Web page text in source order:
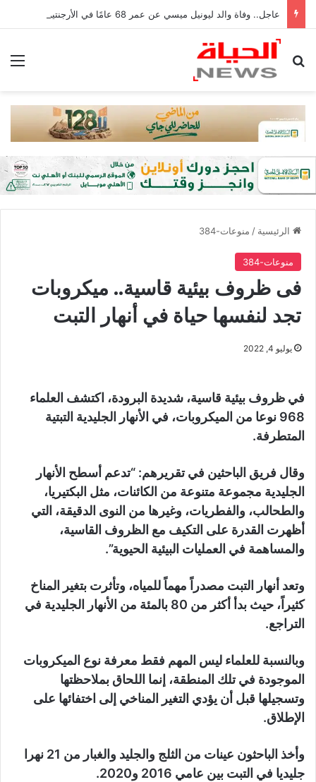
عاجل.. وفاة والد ليونيل ميسي عن عمر 68 عامًا في الأرجنتين
بحث عن
الرئيسية / منوعات-384
منوعات-384
فى ظروف بيئية قاسية.. ميكروبات
تجد لنفسها حياة في أنهار التبت
يوليو 4, 2022
في ظروف بيئية قاسية، شديدة البرودة، اكتشف العلماء
968 نوعا من الميكروبات، في الأنهار الجليدية التبتية
المتطرفة.
وقال فريق الباحثين في تقريرهم: “تدعم أسطح الأنهار
الجليدية مجموعة متنوعة من الكائنات، مثل البكتيريا،
والطحالب، والفطريات، وغيرها من النوى الدقيقة، التي
أظهرت القدرة على التكيف مع الظروف القاسية،
والمساهمة في العمليات البيئية الحيوية”.
وتعد أنهار التبت مصدراً مهماً للمياه، وتأثرت بتغير المناخ
كثيراً، حيث بدأ أكثر من 80 بالمئة من الأنهار الجليدية في
التراجع.
وبالنسبة للعلماء ليس المهم فقط معرفة نوع الميكروبات
الموجودة في تلك المنطقة، إنما اللحاق بملاحظتها
وتسجيلها قبل أن يؤدي التغير المناخي إلى اختفائها على
الإطلاق.
وأخذ الباحثون عينات من الثلج والجليد والغبار من 21 نهرا
جليديا في التبت بين عامي 2016 و2020.